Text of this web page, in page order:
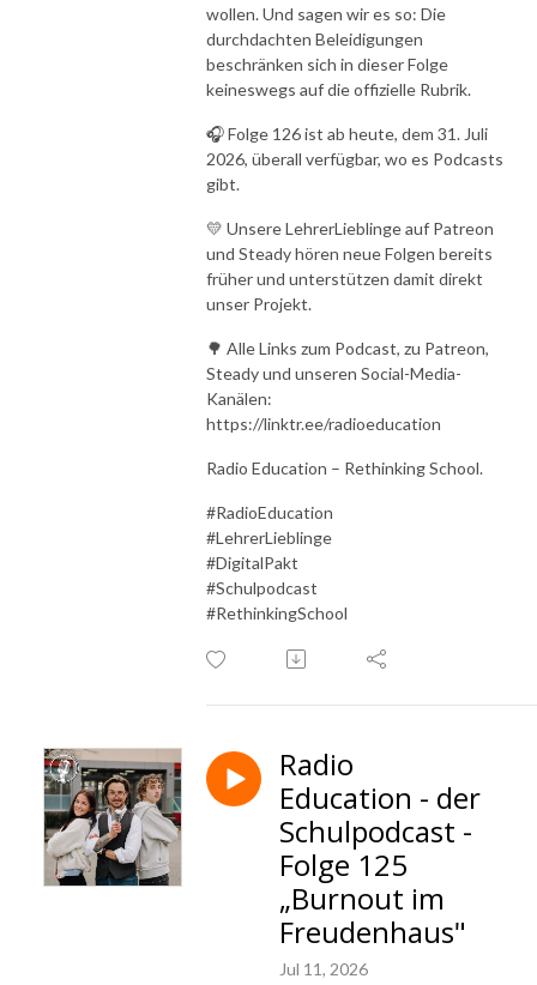
wollen. Und sagen wir es so: Die
durchdachten Beleidigungen
beschränken sich in dieser Folge
keineswegs auf die offizielle Rubrik.
🎧 Folge 126 ist ab heute, dem 31. Juli
2026, überall verfügbar, wo es Podcasts
gibt.
💛 Unsere LehrerLieblinge auf Patreon
und Steady hören neue Folgen bereits
früher und unterstützen damit direkt
unser Projekt.
🌳 Alle Links zum Podcast, zu Patreon,
Steady und unseren Social-Media-
Kanälen:
https://linktr.ee/radioeducation
Radio Education – Rethinking School.
#RadioEducation
#LehrerLieblinge
#DigitalPakt
#Schulpodcast
#RethinkingSchool
Radio
Education - der
Schulpodcast -
Folge 125
„Burnout im
Freudenhaus"
Jul 11, 2026